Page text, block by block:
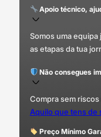
Apoio técnico,
Somos uma
as etapas da tua
Não consegues
Compra sem riscos
Aquilo que tens de
Preço Mínimo